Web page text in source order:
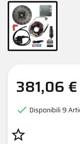
381,06 €
 Disponibili 9
star_border